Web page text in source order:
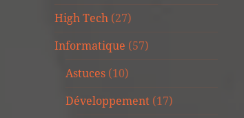
High Tech (27)
Informatique (57)
Astuces (10)
Développement (17)